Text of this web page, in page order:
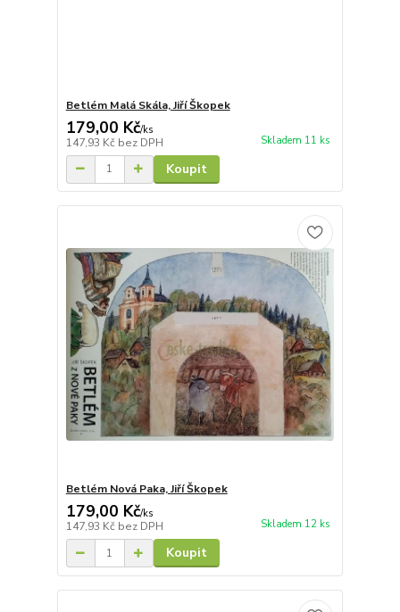
Betlém Malá Skála, Jiří Škopek
179,00 Kč/ks
147,93 Kč bez DPH Skladem 11 ks
Koupit
Betlém Nová Paka, Jiří Škopek
179,00 Kč/ks
147,93 Kč bez DPH Skladem 12 ks
Koupit